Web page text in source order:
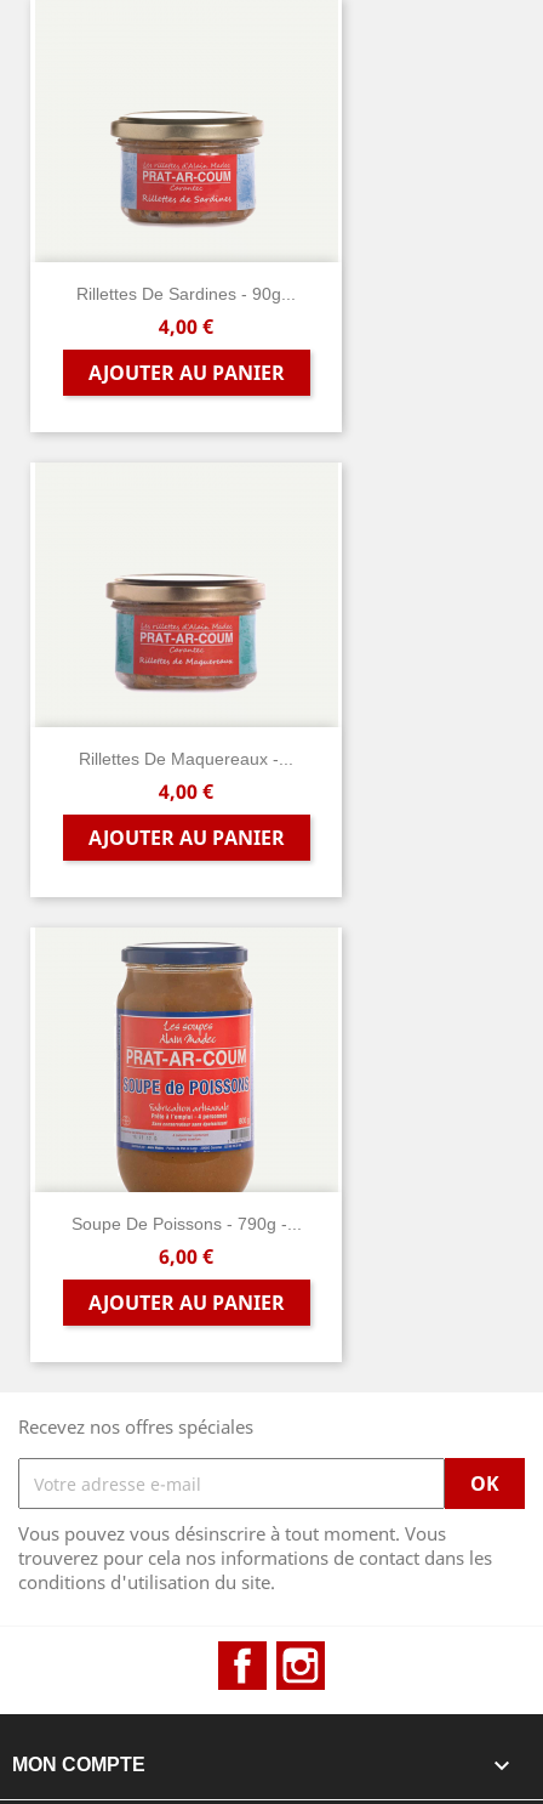
Rillettes De Sardines - 90g...
Prix
4,00 €
AJOUTER AU PANIER
Rillettes De Maquereaux -...
Prix
4,00 €
AJOUTER AU PANIER
Soupe De Poissons - 790g -...
Prix
6,00 €
AJOUTER AU PANIER
Recevez nos offres spéciales
Vous pouvez vous désinscrire à tout moment. Vous
trouverez pour cela nos informations de contact dans les
conditions d'utilisation du site.
Facebook
MON COMPTE 